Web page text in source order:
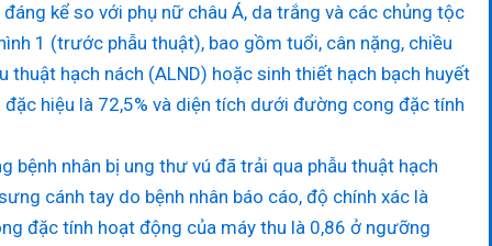
kể so với phụ nữ châu Á, da trắng và các chủng tộc
1 (trước phẫu thuật), bao gồm tuổi, cân nặng, chiều
hạch nách (ALND) hoặc sinh thiết hạch bạch huyết
đặc hiệu là 72,5% và diện tích dưới đường cong đặc tính
bệnh nhân bị ung thư vú đã trải qua phẫu thuật hạch
cánh tay do bệnh nhân báo cáo, độ chính xác là
đặc tính hoạt động của máy thu là 0,86 ở ngưỡng